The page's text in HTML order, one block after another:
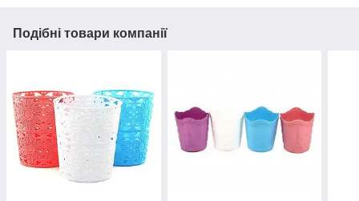
Подібні товари компанії